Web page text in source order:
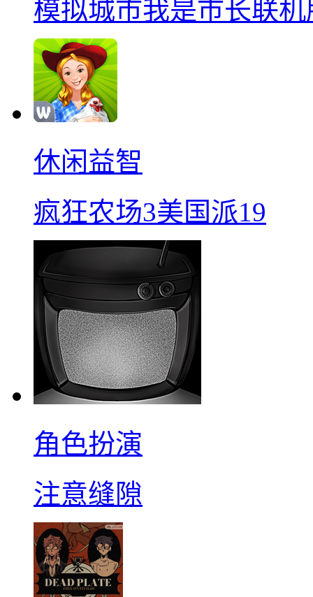
模拟城市我是巿长联机
休闲益智
疯狂农场3美国派19
角色扮演
注意缝隙